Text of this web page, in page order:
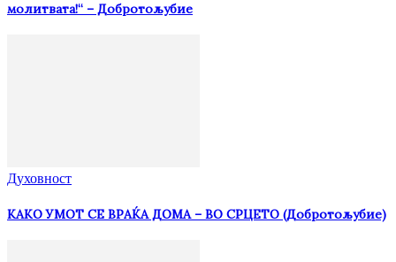
молитвата!“ – Добротољубие
Духовност
КАКО УМОТ СЕ ВРАЌА ДОМА – ВО СРЦЕТО (Добротољубие)